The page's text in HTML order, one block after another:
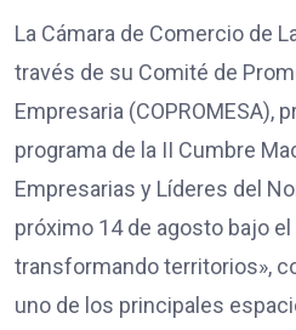
La Cámara de Comercio de
través de su Comité de
Empresaria (COPROMESA),
programa de la II Cumbre
Empresarias y Líderes del
próximo 14 de agosto bajo
transformando territorios»,
uno de los principales